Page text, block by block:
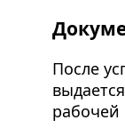
После
рабочей